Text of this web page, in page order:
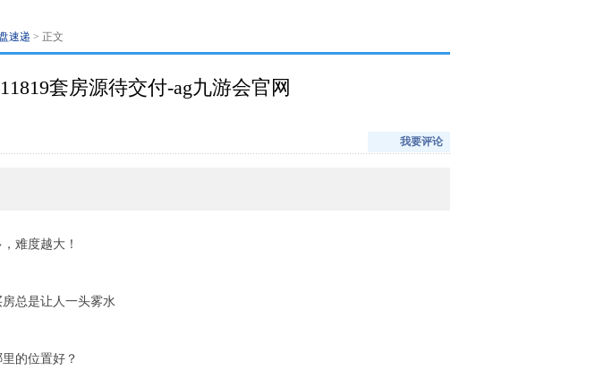
速递 > 正文
套房源待交付-ag九游会官网
我要评论
难度越大！
总是让人一头雾水
的位置好？